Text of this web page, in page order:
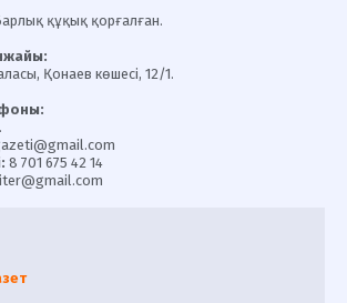
құқық қорғалған.
Қонаев көшесі, 12/1.
8 701 675 42 14